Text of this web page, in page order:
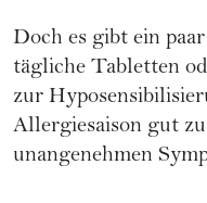
Doch es gibt ein
tägliche Tabletten
zur
Allergiesaison gut
unangenehmen